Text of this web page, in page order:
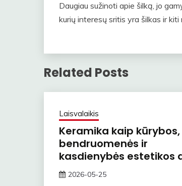
Daugiau sužinoti apie šilką, jo
kurių interesų sritis yra šilkas ir kiti
Related Posts
Laisvalaikis
Keramika kaip kūrybos,
bendruomenės ir
kasdienybės estetikos
2026-05-25